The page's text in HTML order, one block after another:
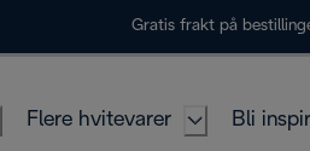
Gratis frakt på
Flere hvitevarer Bli